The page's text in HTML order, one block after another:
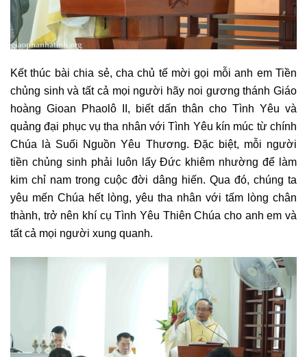
Kết thúc bài chia sẻ, cha chủ tế mời gọi mỗi anh em Tiền
chủng sinh và tất cả mọi người hãy noi gương thánh Giáo
hoàng Gioan Phaolô II, biết dấn thân cho Tình Yêu và
quảng đại phục vụ tha nhân với Tình Yêu kín múc từ chính
Chúa là Suối Nguồn Yêu Thương. Đặc biệt, mỗi người
tiền chủng sinh phải luôn lấy Đức khiêm nhường để làm
kim chỉ nam trong cuộc đời dâng hiến. Qua đó, chúng ta
yêu mến Chúa hết lòng, yêu tha nhân với tấm lòng chân
thành, trở nên khí cụ Tình Yêu Thiên Chúa cho anh em và
tất cả mọi người xung quanh.